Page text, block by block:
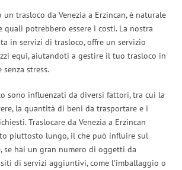
trasloco da Venezia a Erzincan, è naturale
quali potrebbero essere i costi. La nostra
in servizi di trasloco, offre un servizio
equi, aiutandoti a gestire il tuo trasloco in
stress.
sono influenzati da diversi fattori, tra cui la
la quantità di beni da trasportare e i
Traslocare da Venezia a Erzincan
piuttosto lungo, il che può influire sul
se hai un gran numero di oggetti da
di servizi aggiuntivi, come l’imballaggio o